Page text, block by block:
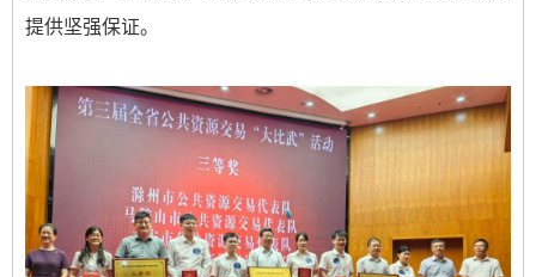
提供坚强保证。